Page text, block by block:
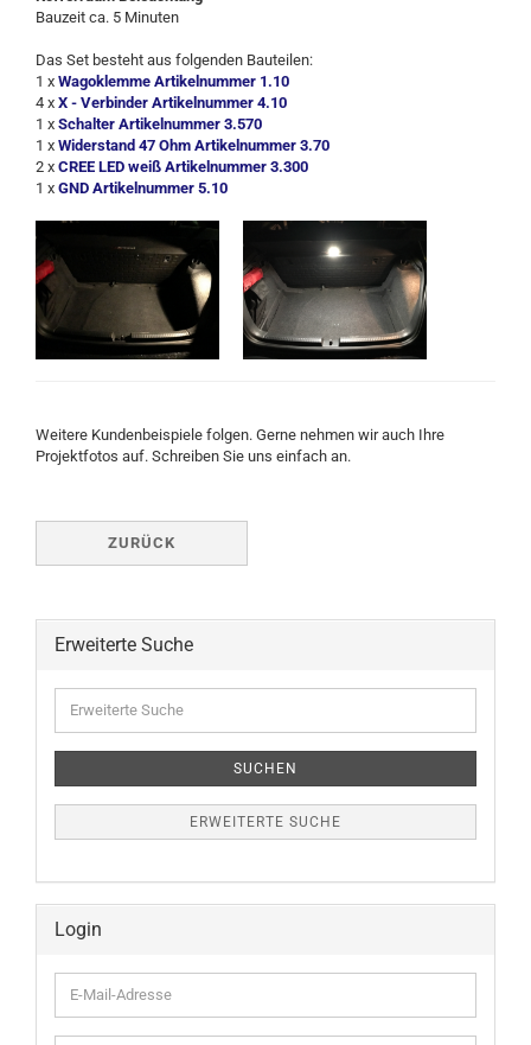
Bauzeit ca. 5 Minuten
Das Set besteht aus folgenden Bauteilen:
1 x Wagoklemme Artikelnummer 1.10
4 x X - Verbinder Artikelnummer 4.10
1 x Schalter Artikelnummer 3.570
1 x Widerstand 47 Ohm Artikelnummer 3.70
2 x CREE LED weiß Artikelnummer 3.300
1 x GND Artikelnummer 5.10
Weitere Kundenbeispiele folgen. Gerne nehmen wir auch Ihre
Projektfotos auf. Schreiben Sie uns einfach an.
ZURÜCK
Erweiterte Suche
Suche
SUCHEN
ERWEITERTE SUCHE
Login
E-
Mail-
Adresse